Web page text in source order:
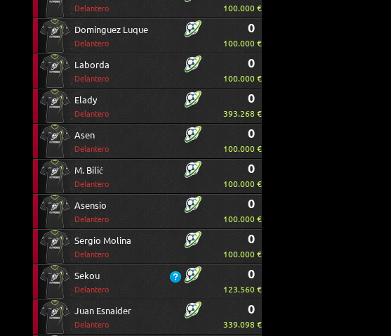
Delantero 100.000 €
Dominguez Luque
Delantero
0
100.000 €
Laborda
Delantero
0
100.000 €
Elady
Delantero
0
393.268 €
Asen
Delantero
0
100.000 €
M. Bilić
Delantero
0
100.000 €
Asensio
Delantero
0
100.000 €
Sergio Molina
Delantero
0
100.000 €
Sekou
Delantero
0
123.560 €
Juan Esnaider
Delantero
0
339.098 €